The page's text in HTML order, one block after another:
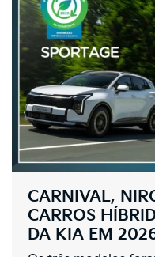
CARNIVAL,
CARROS
DA KIA EM